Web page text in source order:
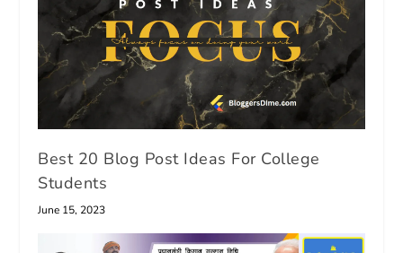
Best 20 Blog Post Ideas For College
Students
June 15, 2023